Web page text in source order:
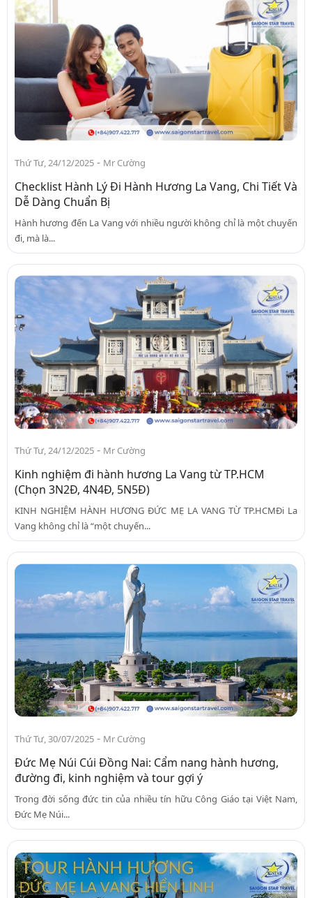
Thứ Tư, 24/12/2025 - Mr Cường
Checklist Hành Lý Đi Hành Hương La Vang, Chi Tiết Và
Dễ Dàng Chuẩn Bị
Hành hương đến La Vang với nhiều người không chỉ là một chuyến
đi, mà là...
Thứ Tư, 24/12/2025 - Mr Cường
Kinh nghiệm đi hành hương La Vang từ TP.HCM
(Chọn 3N2Đ, 4N4Đ, 5N5Đ)
KINH NGHIỆM HÀNH HƯƠNG ĐỨC MẸ LA VANG TỪ TP.HCMĐi La
Vang không chỉ là “một chuyến...
Thứ Tư, 30/07/2025 - Mr Cường
Đức Mẹ Núi Cúi Đồng Nai: Cẩm nang hành hương,
đường đi, kinh nghiệm và tour gợi ý
Trong đời sống đức tin của nhiều tín hữu Công Giáo tại Việt Nam,
Đức Mẹ Núi...